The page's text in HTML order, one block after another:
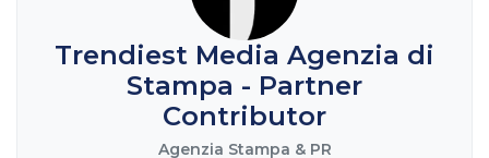
Trendiest Media Agenzia di
Stampa - Partner
Contributor
Agenzia Stampa & PR